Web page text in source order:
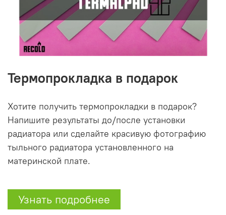
Термопрокладка в подарок
Хотите получить термопрокладки в подарок?
Напишите результаты до/после установки
радиатора или сделайте красивую фотографию
тыльного радиатора установленного на
материнской плате.
Узнать подробнее